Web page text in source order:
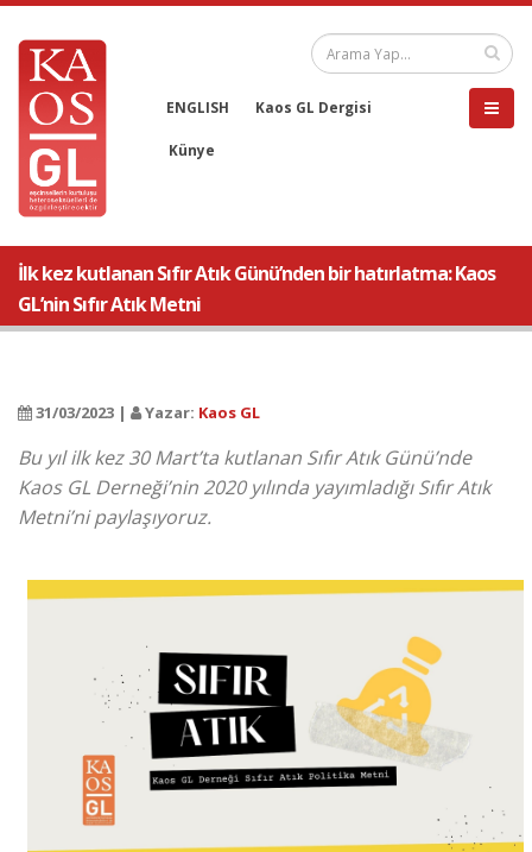
ENGLISH Kaos GL Dergisi
Künye
İlk kez kutlanan Sıfır Atık Günü’nden bir hatırlatma: Kaos
GL’nin Sıfır Atık Metni
31/03/2023 | Yazar: Kaos GL
Bu yıl ilk kez 30 Mart’ta kutlanan Sıfır Atık Günü’nde
Kaos GL Derneği’nin 2020 yılında yayımladığı Sıfır Atık
Metni’ni paylaşıyoruz.